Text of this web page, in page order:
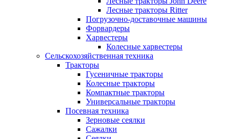
Лесные тракторы Ritter
Погрузочно-доставочные машины
Форвардеры
Харвестеры
Колесные харвестеры
Сельскохозяйственная техника
Тракторы
Гусеничные тракторы
Колесные тракторы
Компактные тракторы
Универсальные тракторы
Посевная техника
Зерновые сеялки
Сажалки